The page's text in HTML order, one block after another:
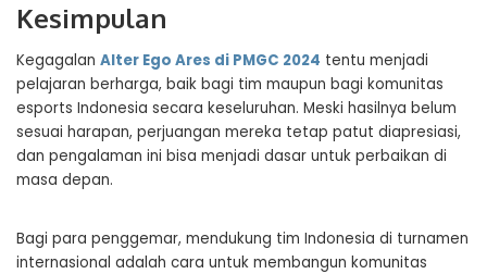
Kesimpulan
Kegagalan Alter Ego Ares di PMGC 2024 tentu menjadi
pelajaran berharga, baik bagi tim maupun bagi komunitas
esports Indonesia secara keseluruhan. Meski hasilnya belum
sesuai harapan, perjuangan mereka tetap patut diapresiasi,
dan pengalaman ini bisa menjadi dasar untuk perbaikan di
masa depan.
Bagi para penggemar, mendukung tim Indonesia di turnamen
internasional adalah cara untuk membangun komunitas